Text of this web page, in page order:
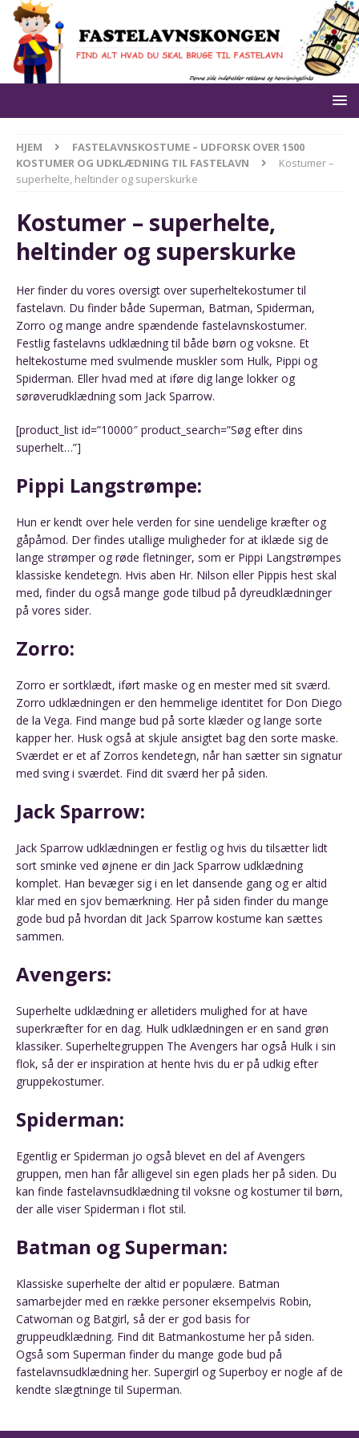
HJEM
FASTELAVNSKOSTUME – UDFORSK OVER 1500
KOSTUMER OG UDKLÆDNING TIL FASTELAVN
Kostumer –
superhelte, heltinder og superskurke
Kostumer – superhelte,
heltinder og superskurke
Her finder du vores oversigt over superheltekostumer til
fastelavn. Du finder både Superman, Batman, Spiderman,
Zorro og mange andre spændende fastelavnskostumer.
Festlig fastelavns udklædning til både børn og voksne. Et
heltekostume med svulmende muskler som Hulk, Pippi og
Spiderman. Eller hvad med at iføre dig lange lokker og
sørøverudklædning som Jack Sparrow.
[product_list id=”10000″ product_search=”Søg efter dins
superhelt…”]
Pippi Langstrømpe:
Hun er kendt over hele verden for sine uendelige kræfter og
gåpåmod. Der findes utallige muligheder for at iklæde sig de
lange strømper og røde fletninger, som er Pippi Langstrømpes
klassiske kendetegn. Hvis aben Hr. Nilson eller Pippis hest skal
med, finder du også mange gode tilbud på dyreudklædninger
på vores sider.
Zorro:
Zorro er sortklædt, iført maske og en mester med sit sværd.
Zorro udklædningen er den hemmelige identitet for Don Diego
de la Vega. Find mange bud på sorte klæder og lange sorte
kapper her. Husk også at skjule ansigtet bag den sorte maske.
Sværdet er et af Zorros kendetegn, når han sætter sin signatur
med sving i sværdet. Find dit sværd her på siden.
Jack Sparrow:
Jack Sparrow udklædningen er festlig og hvis du tilsætter lidt
sort sminke ved øjnene er din Jack Sparrow udklædning
komplet. Han bevæger sig i en let dansende gang og er altid
klar med en sjov bemærkning. Her på siden finder du mange
gode bud på hvordan dit Jack Sparrow kostume kan sættes
sammen.
Avengers:
Superhelte udklædning er alletiders mulighed for at have
superkræfter for en dag. Hulk udklædningen er en sand grøn
klassiker. Superheltegruppen The Avengers har også Hulk i sin
flok, så der er inspiration at hente hvis du er på udkig efter
gruppekostumer.
Spiderman:
Egentlig er Spiderman jo også blevet en del af Avengers
gruppen, men han får alligevel sin egen plads her på siden. Du
kan finde fastelavnsudklædning til voksne og kostumer til børn,
der alle viser Spiderman i flot stil.
Batman og Superman:
Klassiske superhelte der altid er populære. Batman
samarbejder med en række personer eksempelvis Robin,
Catwoman og Batgirl, så der er god basis for
gruppeudklædning. Find dit Batmankostume her på siden.
Også som Superman finder du mange gode bud på
fastelavnsudklædning her. Supergirl og Superboy er nogle af de
kendte slægtninge til Superman.